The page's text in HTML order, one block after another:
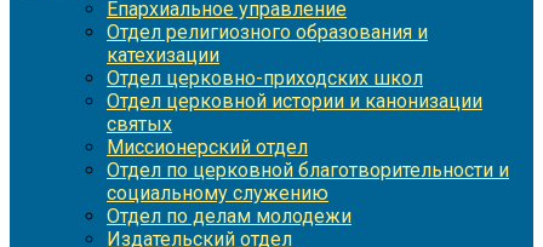
Епархиальное управление
Отдел религиозного образования и
катехизации
Отдел церковно-приходских школ
Отдел церковной истории и канонизации
святых
Миссионерский отдел
Отдел по церковной благотворительности и
социальному служению
Отдел по делам молодежи
Издательский отдел